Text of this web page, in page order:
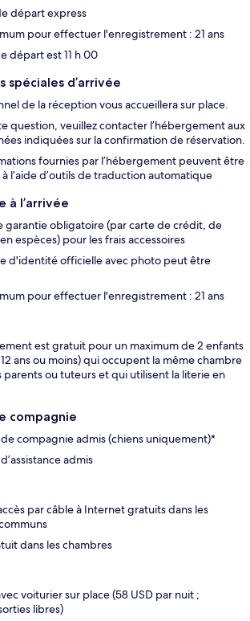
départ express
pour effectuer l'enregistrement : 21 ans
départ est 11 h 00
spéciales d’arrivée
de la réception vous accueillera sur place.
question, veuillez contacter l’hébergement aux
indiquées sur la confirmation de réservation.
fournies par l’hébergement peuvent être
l’aide d’outils de traduction automatique
à l’arrivée
garantie obligatoire (par carte de crédit, de
espèces) pour les frais accessoires
d'identité officielle avec photo peut être
pour effectuer l'enregistrement : 21 ans
est gratuit pour un maximum de 2 enfants
ans ou moins) qui occupent la même chambre
parents ou tuteurs et qui utilisent la literie en
compagnie
compagnie admis (chiens uniquement)*
admis
par câble à Internet gratuits dans les
dans les chambres
voiturier sur place (58 USD par nuit ;
libres)